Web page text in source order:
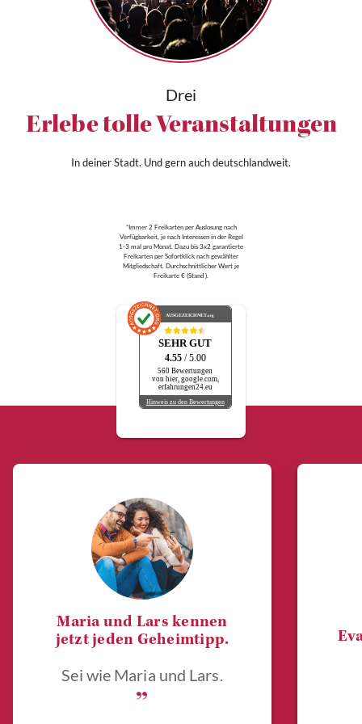
Drei
Erlebe tolle Veranstaltungen
In deiner Stadt. Und gern auch deutschlandweit.
*Immer 2 Freikarten per Auslosung nach
Verfügbarkeit, je nach Interessen in der Regel
1-3 mal pro Monat. Dazu bis 3x2 garantierte
Freikarten per Sofortklick nach gewählter
Mitgliedschaft. Durchschnittlicher Wert je
Freikarte € (Stand ).
AUSGEZEICHNET.org
SEHR GUT
4.55 / 5.00
560 Bewertungen
von hier, google.com,
erfahrungen24.eu
Hinweis zu den Bewertungen
Maria und Lars kennen
jetzt jeden Geheimtipp.
Sei wie Maria und Lars.
„